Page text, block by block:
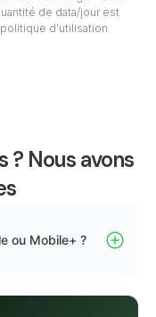
de data/jour est
d’utilisation
? Nous avons
ou Mobile+ ?